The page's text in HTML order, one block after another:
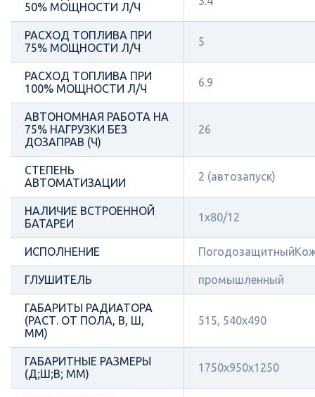
50% МОЩНОСТИ Л/Ч
РАСХОД ТОПЛИВА ПРИ
75% МОЩНОСТИ Л/Ч
5
РАСХОД ТОПЛИВА ПРИ
100% МОЩНОСТИ Л/Ч
6.9
АВТОНОМНАЯ РАБОТА НА
75% НАГРУЗКИ БЕЗ
ДОЗАПРАВ (Ч)
26
СТЕПЕНЬ
АВТОМАТИЗАЦИИ
2 (автозапуск)
НАЛИЧИЕ ВСТРОЕННОЙ
БАТАРЕИ
1х80/12
ИСПОЛНЕНИЕ
ГЛУШИТЕЛЬ промышленный
ГАБАРИТЫ РАДИАТОРА
(РАСТ. ОТ ПОЛА, В, Ш,
ММ)
515, 540х490
ГАБАРИТНЫЕ РАЗМЕРЫ
(Д;Ш;В; ММ)
1750x950x1250